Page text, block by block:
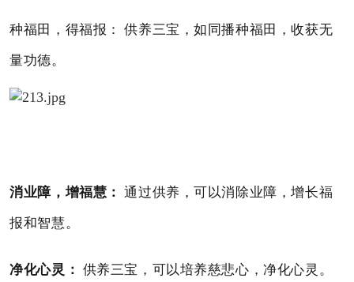
种福田，得福报： 供养三宝，如同播种福田，收获无
量功德。
消业障，增福慧： 通过供养，可以消除业障，增长福
报和智慧。
净化心灵： 供养三宝，可以培养慈悲心，净化心灵。